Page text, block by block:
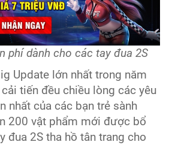
phí dành cho các tay đua 2S
Update lớn nhất trong năm
cải tiến đều chiều lòng các yêu
nhất của các bạn trẻ sành
200 vật phẩm mới được bổ
đua 2S tha hồ tân trang cho